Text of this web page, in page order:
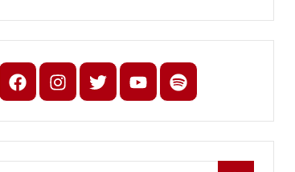
FacebookInstagram
X youtubespotify